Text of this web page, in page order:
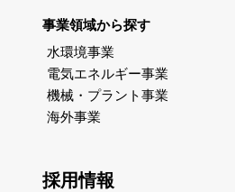
事業領域から探す
水環境事業
電気エネルギー事業
機械・プラント事業
海外事業
採用情報